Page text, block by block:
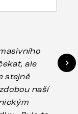
ale
stejně